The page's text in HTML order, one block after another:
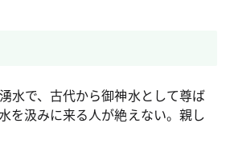
水で、古代から御神水として尊ば
を汲みに来る人が絶えない。親し